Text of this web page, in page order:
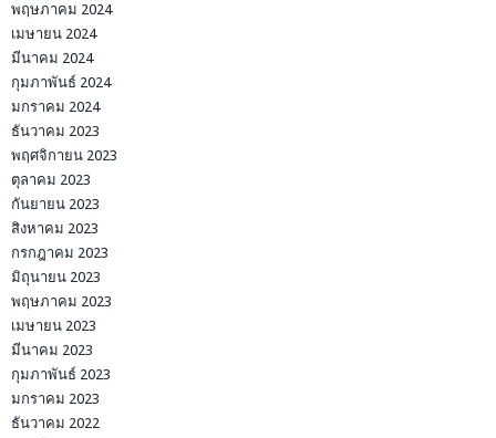
พฤษภาคม 2024
เมษายน 2024
มีนาคม 2024
กุมภาพันธ์ 2024
มกราคม 2024
ธันวาคม 2023
พฤศจิกายน 2023
ตุลาคม 2023
กันยายน 2023
สิงหาคม 2023
กรกฎาคม 2023
มิถุนายน 2023
พฤษภาคม 2023
เมษายน 2023
มีนาคม 2023
กุมภาพันธ์ 2023
มกราคม 2023
ธันวาคม 2022